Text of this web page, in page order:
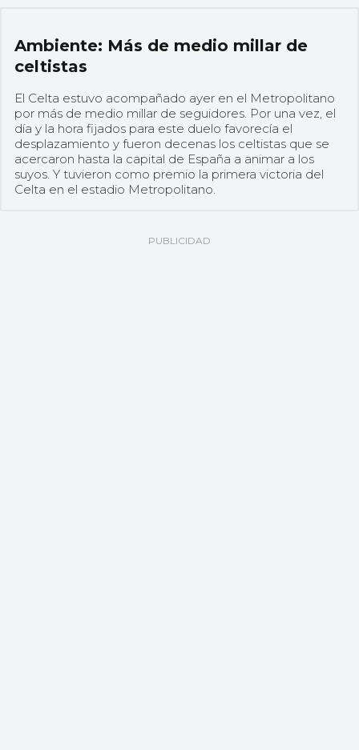
Ambiente: Más de medio millar de
celtistas
El Celta estuvo acompañado ayer en el Metropolitano
por más de medio millar de seguidores. Por una vez, el
día y la hora fijados para este duelo favorecía el
desplazamiento y fueron decenas los celtistas que se
acercaron hasta la capital de España a animar a los
suyos. Y tuvieron como premio la primera victoria del
Celta en el estadio Metropolitano.